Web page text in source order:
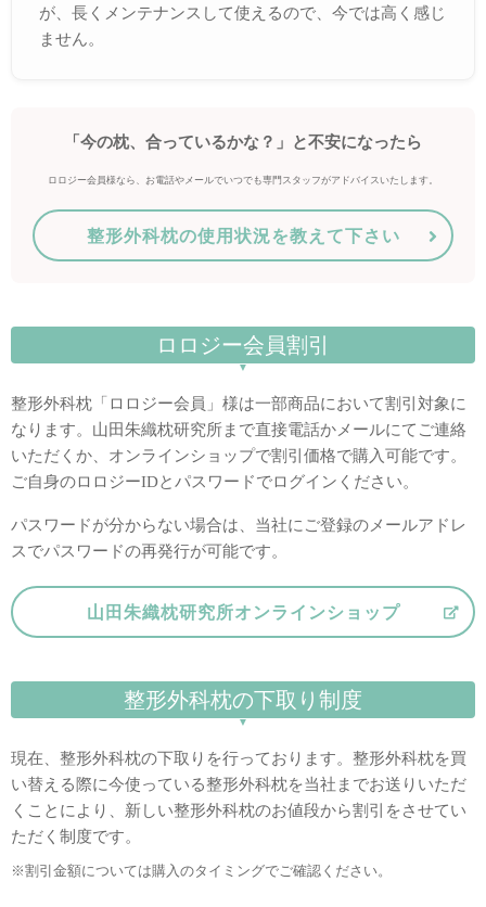
が、長くメンテナンスして使えるので、今では高く感じ
ません。
「今の枕、合っているかな？」と不安になったら
ロロジー会員様なら、お電話やメールでいつでも専門スタッフがアドバイスいたします。
整形外科枕の使用状況を教えて下さい
ロロジー会員割引
整形外科枕「ロロジー会員」様は一部商品において割引対象に
なります。山田朱織枕研究所まで直接電話かメールにてご連絡
いただくか、オンラインショップで割引価格で購入可能です。
ご自身のロロジーIDとパスワードでログインください。
パスワードが分からない場合は、当社にご登録のメールアドレ
スでパスワードの再発行が可能です。
山田朱織枕研究所オンラインショップ
整形外科枕の下取り制度
現在、整形外科枕の下取りを行っております。整形外科枕を買
い替える際に今使っている整形外科枕を当社までお送りいただ
くことにより、新しい整形外科枕のお値段から割引をさせてい
ただく制度です。
割引金額については購入のタイミングでご確認ください。